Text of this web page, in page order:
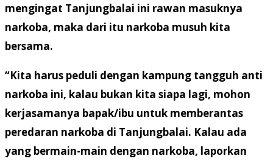
mengingat Tanjungbalai ini rawan masuknya
narkoba, maka dari itu narkoba musuh kita
bersama.
“Kita harus peduli dengan kampung tangguh anti
narkoba ini, kalau bukan kita siapa lagi, mohon
kerjasamanya bapak/ibu untuk memberantas
peredaran narkoba di Tanjungbalai. Kalau ada
yang bermain-main dengan narkoba, laporkan